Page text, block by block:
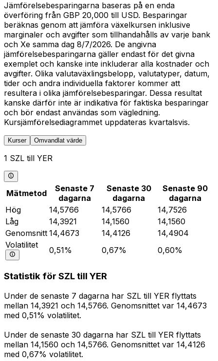
Jämförelsebesparingarna baseras på en enda
överföring från GBP 20,000 till USD. Besparingar
beräknas genom att jämföra växelkursen inklusive
marginaler och avgifter som tillhandahålls av varje bank
och Xe samma dag 8/7/2026. De angivna
jämförelsebesparingarna gäller endast för det givna
exemplet och kanske inte inkluderar alla kostnader och
avgifter. Olika valutaväxlingsbelopp, valutatyper, datum,
tider och andra individuella faktorer kommer att
resultera i olika jämförelsebesparingar. Dessa resultat
kanske därför inte är indikativa för faktiska besparingar
och bör endast användas som vägledning.
Kursjämförelsediagrammet uppdateras kvartalsvis.
Kurser Omvandlat värde
1 SZL till YER
Mätmetod
Senaste 7
dagarna
Senaste 30
dagarna
Senaste 90
dagarna
Hög
14,5766 14,5766
14,7526
Låg
14,3921 14,1560
14,1560
Genomsnitt 14,4673 14,4126
14,4904
Volatilitet
0,51% 0,67% 0,60%
Statistik för SZL till YER
Under de senaste 7 dagarna har SZL till YER flyttats
mellan 14,3921 och 14,5766. Genomsnittet var 14,4673
med 0,51% volatilitet.
Under de senaste 30 dagarna har SZL till YER flyttats
mellan 14,1560 och 14,5766. Genomsnittet var 14,4126
med 0,67% volatilitet.